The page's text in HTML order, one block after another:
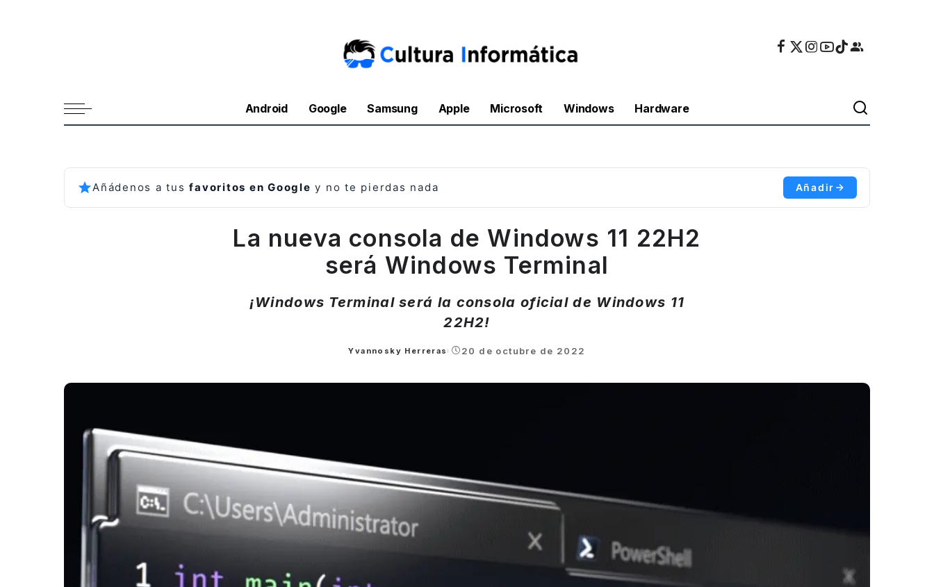
Android Google Samsung Apple Microsoft Windows Hardware
Añádenos a tusfavoritos en Google y no te pierdas nada Añadir
La nueva consola de Windows 11 22H2
será Windows Terminal
¡Windows Terminal será la consola oficial de Windows 11
22H2!
Posted
Yvannosky Herreras 20 de octubre de 2022